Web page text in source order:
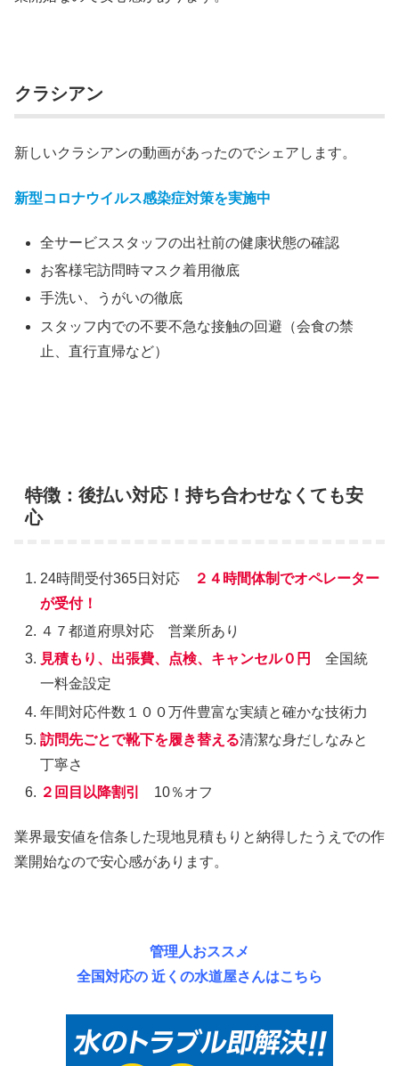
クラシアン
新しいクラシアンの動画があったのでシェアします。
新型コロナウイルス感染症対策を実施中
全サービススタッフの出社前の健康状態の確認
お客様宅訪問時マスク着用徹底
手洗い、うがいの徹底
スタッフ内での不要不急な接触の回避（会食の禁
止、直行直帰など）
特徴：後払い対応！持ち合わせなくても安
心
24時間受付365日対応
２４時間体制でオペレーター
が受付！
４７都道府県対応 営業所あり
見積もり、出張費、点検、キャンセル０円
全国統
一料金設定
年間対応件数１００万件豊富な実績と確かな技術力
訪問先ごとで靴下を履き替える清潔な身だしなみと
丁寧さ
２回目以降割引
10％オフ
業界最安値を信条した現地見積もりと納得したうえでの作
業開始なので安心感があります。
管理人おススメ
全国対応の 近くの水道屋さんはこちら